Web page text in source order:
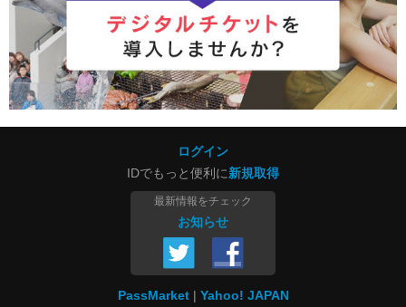
ログイン
IDでもっと便利に新規取得
最新情報をチェック
お知らせ
PassMarket Yahoo! JAPAN